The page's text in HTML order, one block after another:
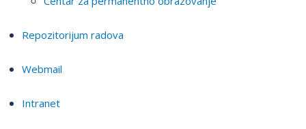
Repozitorijum radova
Webmail
Intranet